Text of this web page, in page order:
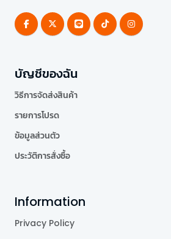
บัญชีของฉัน
วิธีการจัดส่งสินค้า
รายการโปรด
ข้อมูลส่วนตัว
ประวัติการสั่งซื้อ
Information
Privacy Policy